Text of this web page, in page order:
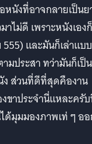
หนังที่อาจกลายเป็นย
ไม่ดี เพราะหนังเองก็
และมันก็เล่าแบบ
มประสา ทว่ามันก็เป็น
ส่วนที่ดีที่สุดคืองาน
ขาประจำนี่แหละครั
ด้มุมมองภาพเท่ ๆ อ